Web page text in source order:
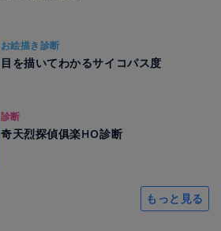
お絵描き診断
目を描いてわかるサイコパス度
診断
奇天烈探偵俱楽HO診断
もっと見る